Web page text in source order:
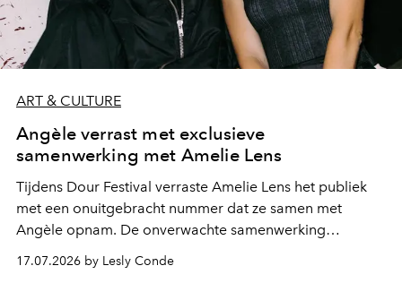
ART & CULTURE
Angèle verrast met exclusieve
samenwerking met Amelie Lens
Tijdens Dour Festival verraste Amelie Lens het publiek
met een onuitgebracht nummer dat ze samen met
Angèle opnam. De onverwachte samenwerking
bevestigt de elektronische koers die de Belgische
zangeres de voorbije maanden steeds nadrukkelijker
17.07.2026 by Lesly Conde